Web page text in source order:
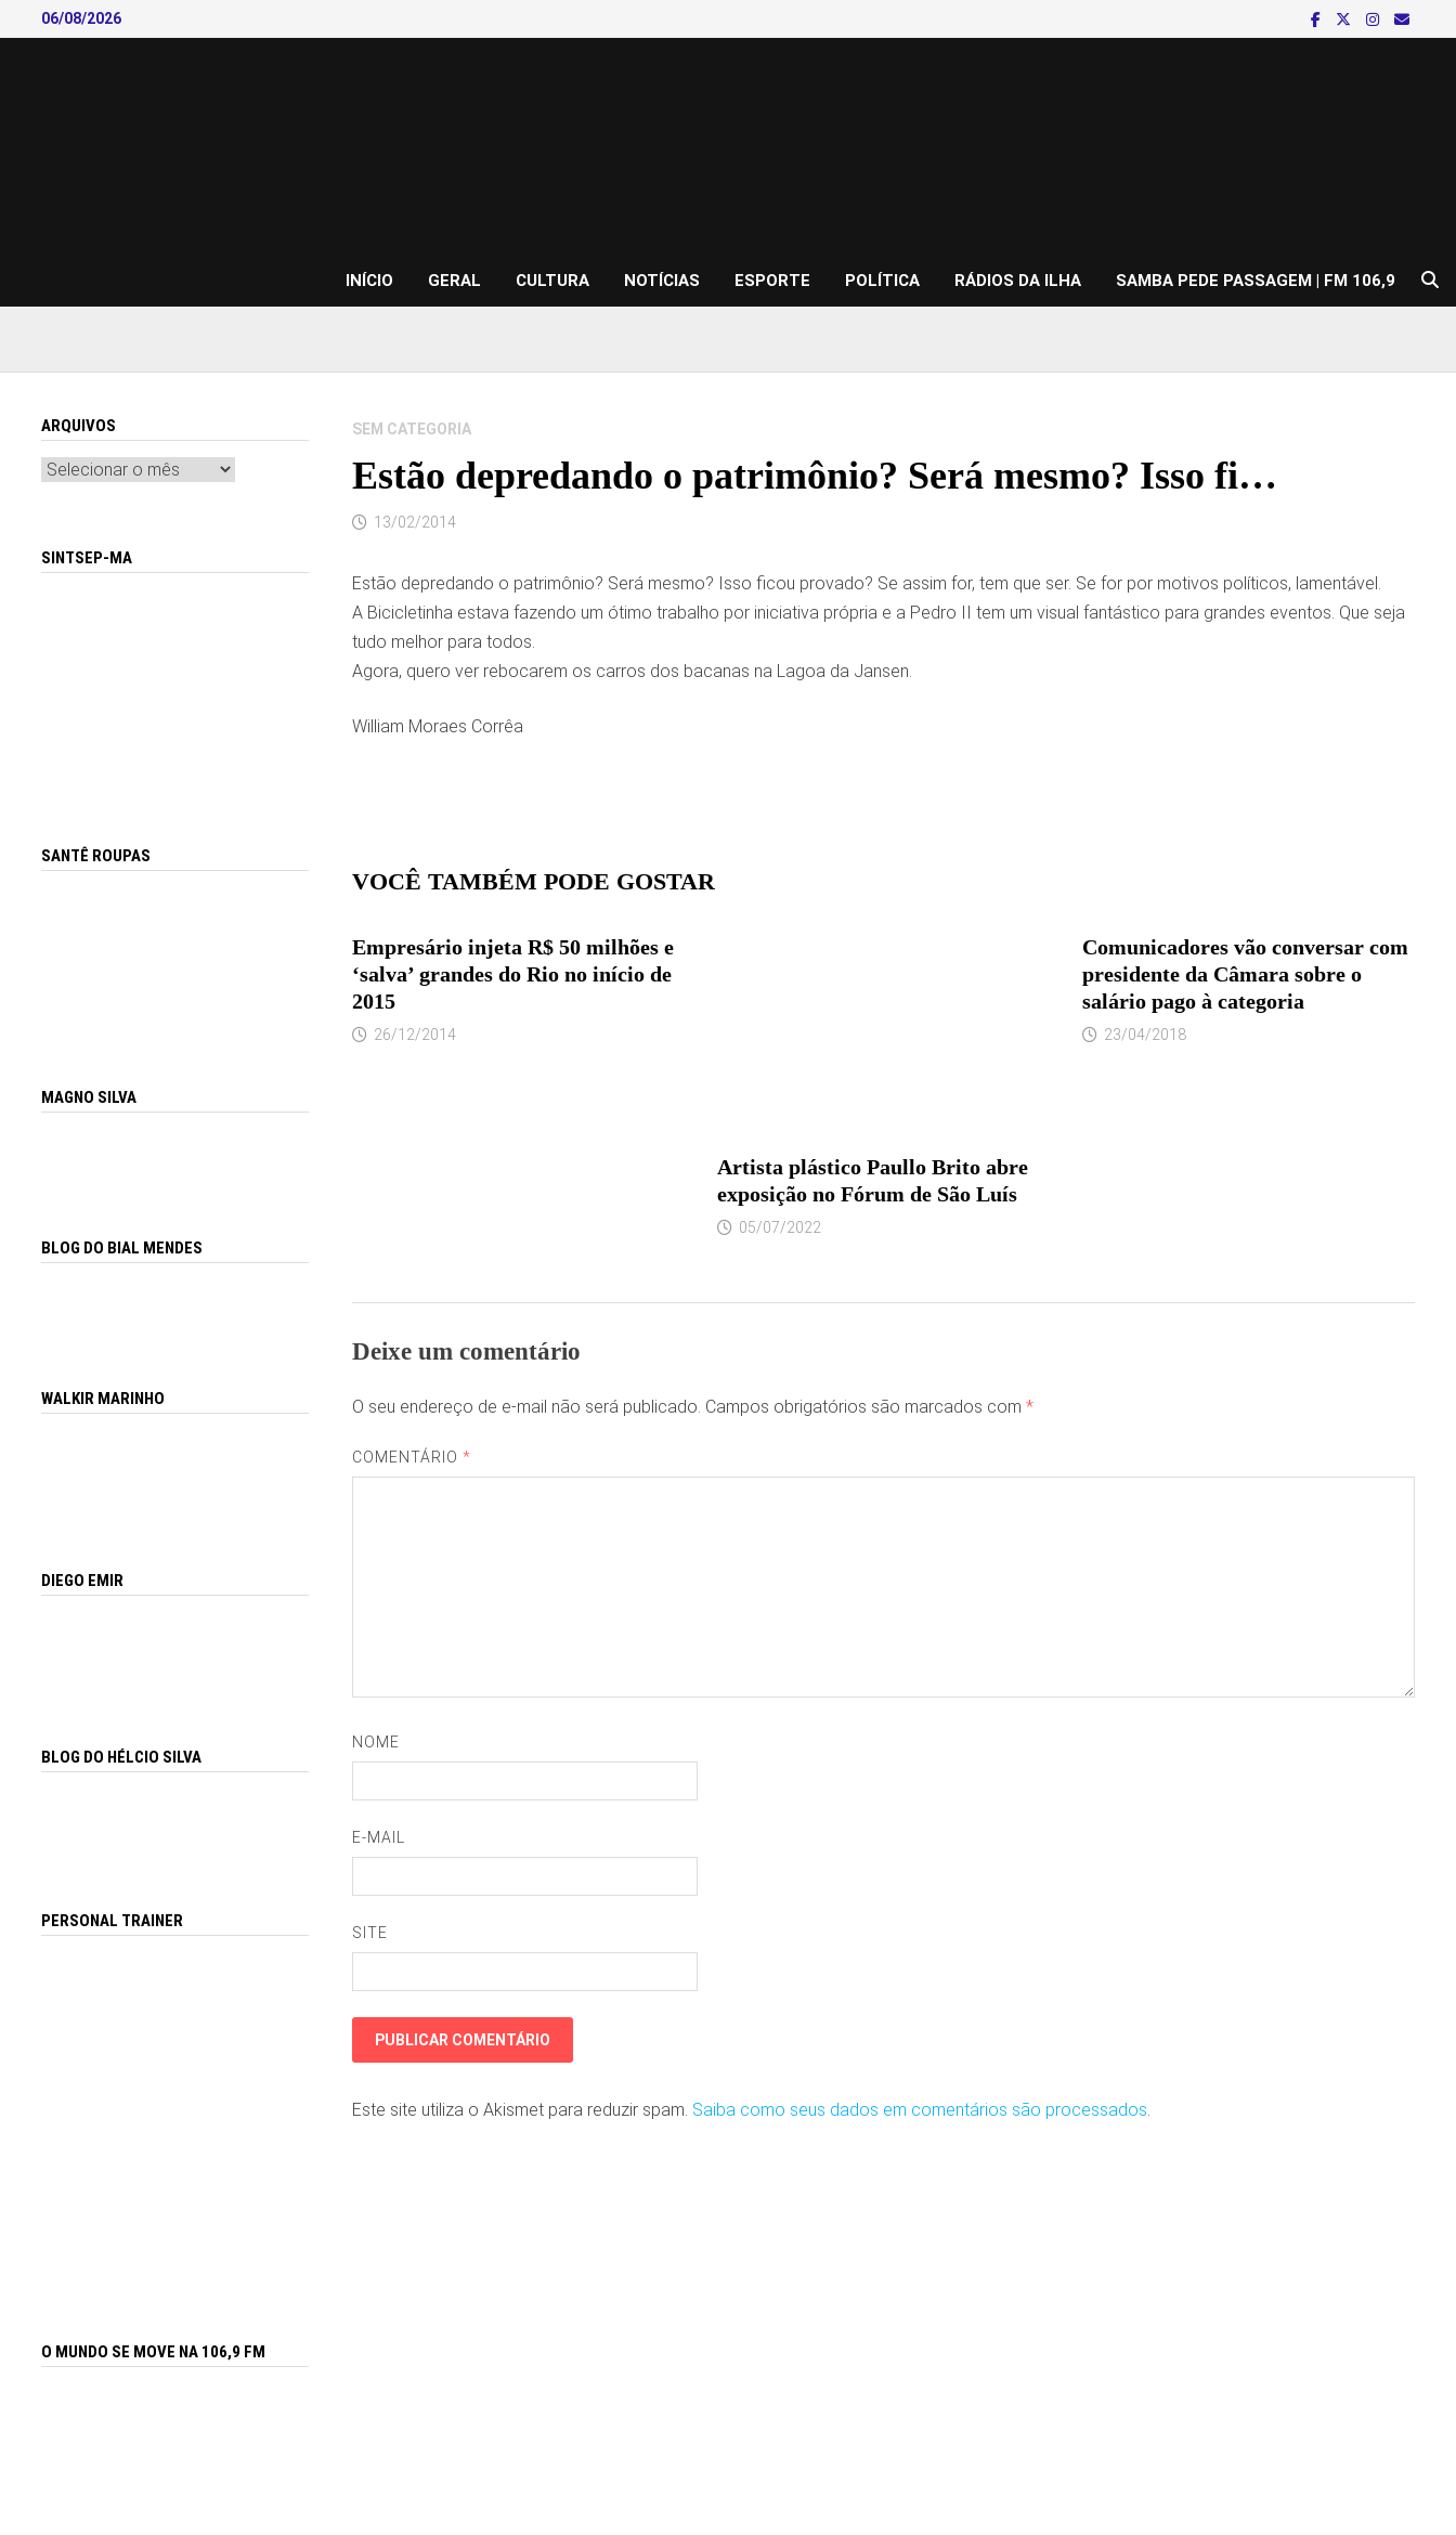
to
06/08/2026
INÍCIO GERAL CULTURA NOTÍCIAS ESPORTE POLÍTICA RÁDIOS DA ILHA SAMBA PEDE PASSAGEM | FM 106,9
SEM CATEGORIA
Estão depredando o patrimônio? Será mesmo? Isso fi…
13/02/2014
Estão depredando o patrimônio? Será mesmo? Isso ficou provado? Se assim for, tem que ser. Se for por motivos políticos, lamentável.
A Bicicletinha estava fazendo um ótimo trabalho por iniciativa própria e a Pedro II tem um visual fantástico para grandes eventos. Que seja
tudo melhor para todos.
Agora, quero ver rebocarem os carros dos bacanas na Lagoa da Jansen.
William Moraes Corrêa
VOCÊ TAMBÉM PODE GOSTAR
Empresário injeta R$ 50 milhões e
‘salva’ grandes do Rio no início de
2015
26/12/2014
Artista plástico Paullo Brito abre
exposição no Fórum de São Luís
05/07/2022
Comunicadores vão conversar com
presidente da Câmara sobre o
salário pago à categoria
23/04/2018
Deixe um comentário
O seu endereço de e-mail não será publicado. Campos obrigatórios são marcados com *
COMENTÁRIO*
NOME
E-MAIL
SITE
Este site utiliza o Akismet para reduzir spam. Saiba como seus dados em comentários são processados.
ARQUIVOS
Arquivos
SINTSEP-MA
SANTÊ ROUPAS
MAGNO SILVA
BLOG DO BIAL MENDES
WALKIR MARINHO
DIEGO EMIR
BLOG DO HÉLCIO SILVA
PERSONAL TRAINER
O MUNDO SE MOVE NA 106,9 FM